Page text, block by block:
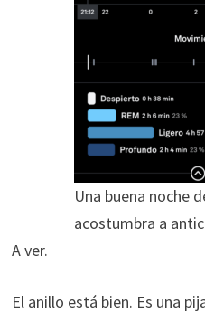
Una buena noche
acostumbra a
A ver.
El anillo está bien. Es una